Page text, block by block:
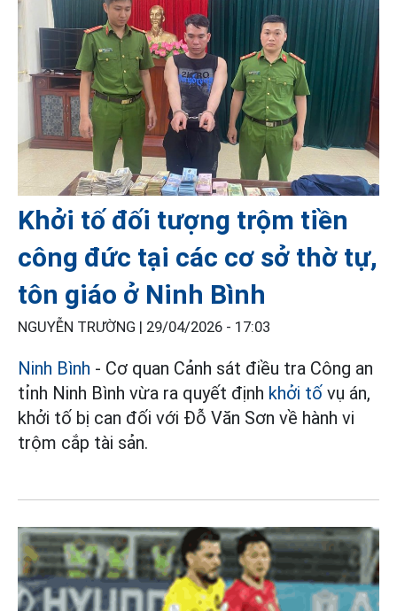
Khởi tố đối tượng trộm tiền
công đức tại các cơ sở thờ tự,
tôn giáo ở Ninh Bình
NGUYỄN TRƯỜNG | 29/04/2026 - 17:03
Ninh Bình - Cơ quan Cảnh sát điều tra Công an
tỉnh Ninh Bình vừa ra quyết định khởi tố vụ án,
khởi tố bị can đối với Đỗ Văn Sơn về hành vi
trộm cắp tài sản.